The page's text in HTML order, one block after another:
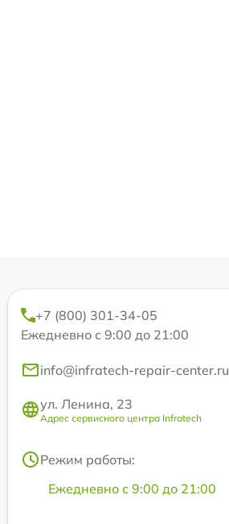
+7 (800) 301-34-05
Ежедневно с 9:00 до 21:00
info@infratech-repair-center.ru
ул. Ленина, 23
Адрес сервисного центра Infratech
Режим работы:
Ежедневно с 9:00 до 21:00